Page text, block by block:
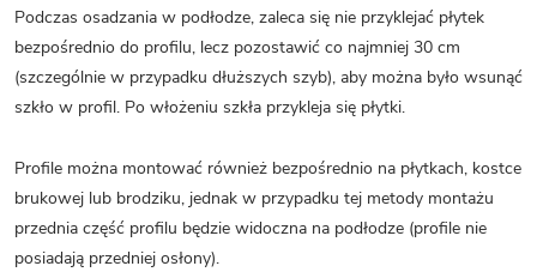
Podczas osadzania w podłodze, zaleca się nie przyklejać płytek
bezpośrednio do profilu, lecz pozostawić co najmniej 30 cm
(szczególnie w przypadku dłuższych szyb), aby można było wsunąć
szkło w profil. Po włożeniu szkła przykleja się płytki.
Profile można montować również bezpośrednio na płytkach, kostce
brukowej lub brodziku, jednak w przypadku tej metody montażu
przednia część profilu będzie widoczna na podłodze (profile nie
posiadają przedniej osłony).